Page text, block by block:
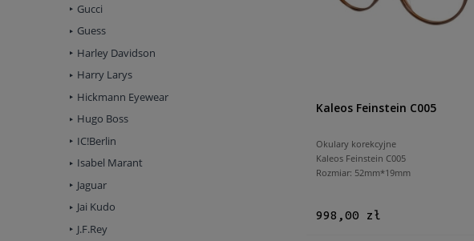
Gucci
Guess
Harley Davidson
Harry Larys
Hickmann Eyewear
Hugo Boss
IC!Berlin
Isabel Marant
Jaguar
Jai Kudo
J.F.Rey
Kaleos Feinstein C005
Okulary korekcyjne
Kaleos Feinstein C005
Rozmiar: 52mm*19mm
998,00 zł